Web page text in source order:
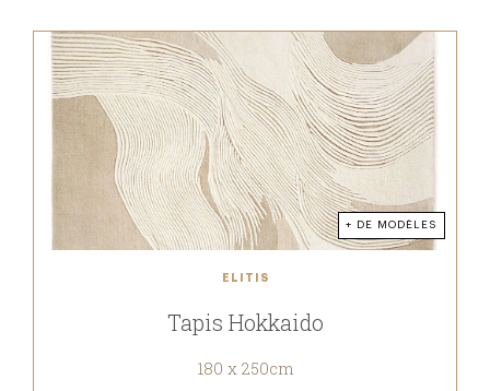
+ DE MODÈLES
ELITIS
Tapis Hokkaido
180 x 250cm